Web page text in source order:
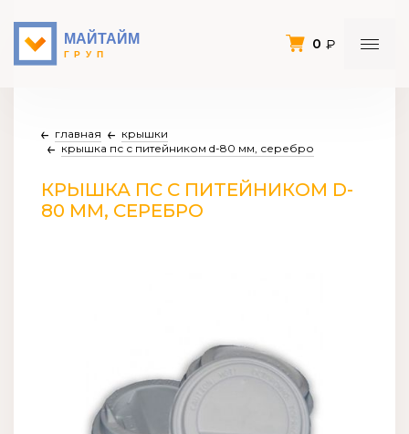
0
главная
крышки
крышка пс с питейником d-80 мм, серебро
КРЫШКА ПС С ПИТЕЙНИКОМ D-
80 ММ, СЕРЕБРО